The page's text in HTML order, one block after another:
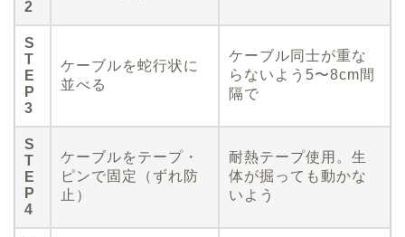
2
S
T
E
P
3
ケーブルを蛇行状に
並べる
ケーブル同士が重な
らないよう5〜8cm間
隔で
S
T
E
P
4
ケーブルをテープ・
ピンで固定（ずれ防
止）
耐熱テープ使用。生
体が掘っても動かな
いよう